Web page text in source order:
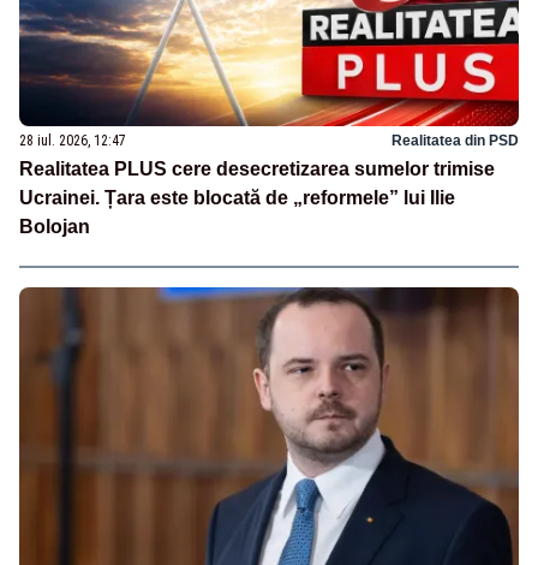
28 iul. 2026, 12:47 Realitatea din PSD
Realitatea PLUS cere desecretizarea sumelor trimise
Ucrainei. Țara este blocată de „reformele” lui Ilie
Bolojan